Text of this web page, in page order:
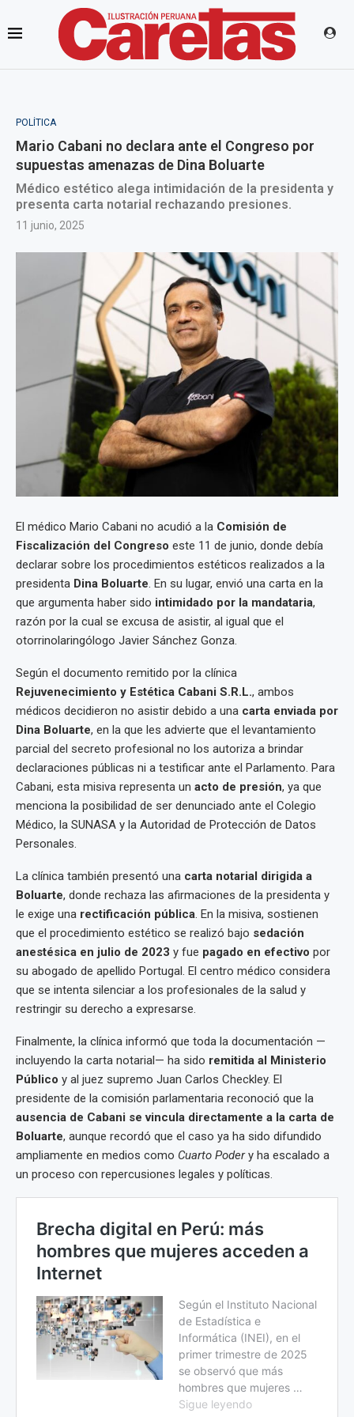
POLÍTICA
Mario Cabani no declara ante el Congreso por
supuestas amenazas de Dina Boluarte
Médico estético alega intimidación de la presidenta y
presenta carta notarial rechazando presiones.
11 junio, 2025
El médico Mario Cabani no acudió a la Comisión de
Fiscalización del Congreso este 11 de junio, donde debía
declarar sobre los procedimientos estéticos realizados a la
presidenta Dina Boluarte. En su lugar, envió una carta en la
que argumenta haber sido intimidado por la mandataria,
razón por la cual se excusa de asistir, al igual que el
otorrinolaringólogo Javier Sánchez Gonza.
Según el documento remitido por la clínica
Rejuvenecimiento y Estética Cabani S.R.L., ambos
médicos decidieron no asistir debido a una carta enviada por
Dina Boluarte, en la que les advierte que el levantamiento
parcial del secreto profesional no los autoriza a brindar
declaraciones públicas ni a testificar ante el Parlamento. Para
Cabani, esta misiva representa un acto de presión, ya que
menciona la posibilidad de ser denunciado ante el Colegio
Médico, la SUNASA y la Autoridad de Protección de Datos
Personales.
La clínica también presentó una carta notarial dirigida a
Boluarte, donde rechaza las afirmaciones de la presidenta y
le exige una rectificación pública. En la misiva, sostienen
que el procedimiento estético se realizó bajo sedación
anestésica en julio de 2023 y fue pagado en efectivo por
su abogado de apellido Portugal. El centro médico considera
que se intenta silenciar a los profesionales de la salud y
restringir su derecho a expresarse.
Finalmente, la clínica informó que toda la documentación —
incluyendo la carta notarial— ha sido remitida al Ministerio
Público y al juez supremo Juan Carlos Checkley. El
presidente de la comisión parlamentaria reconoció que la
ausencia de Cabani se vincula directamente a la carta de
Boluarte, aunque recordó que el caso ya ha sido difundido
ampliamente en medios como Cuarto Podery ha escalado a
un proceso con repercusiones legales y políticas.